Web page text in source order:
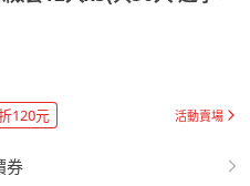
120元 活動賣場
券